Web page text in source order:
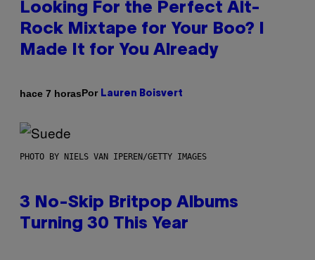
Looking For the Perfect Alt-
Rock Mixtape for Your Boo? I
Made It for You Already
hace 7 horasPor Lauren Boisvert
PHOTO BY NIELS VAN IPEREN/GETTY IMAGES
3 No-Skip Britpop Albums
Turning 30 This Year